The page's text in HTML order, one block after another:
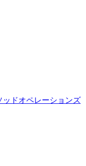
ッドオペレーションズ